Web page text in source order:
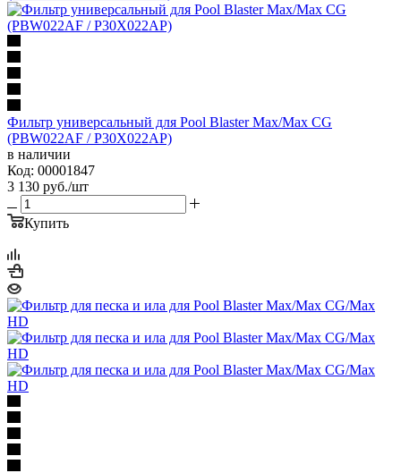
Фильтр универсальный для Pool Blaster Max/Max CG
(PBW022AF / P30X022AP)
в наличии
Код: 00001847
3 130 руб./шт
Купить